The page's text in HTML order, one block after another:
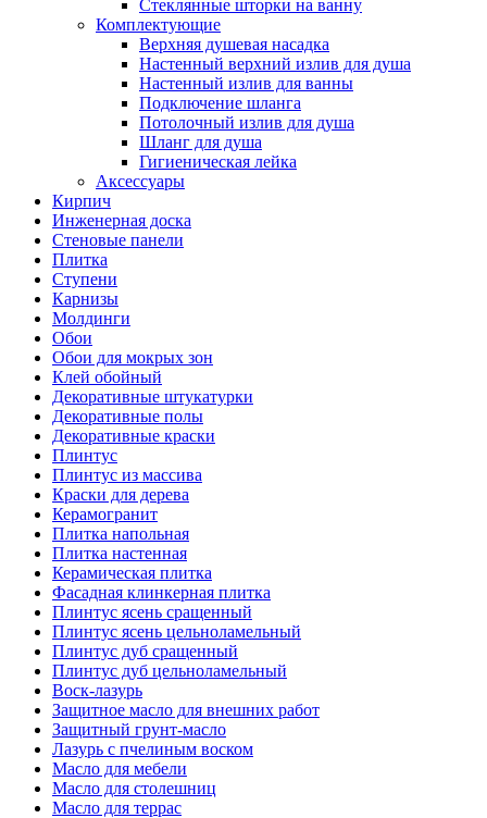
Стеклянные шторки на ванну
Комплектующие
Верхняя душевая насадка
Настенный верхний излив для душа
Настенный излив для ванны
Подключение шланга
Потолочный излив для душа
Шланг для душа
Гигиеническая лейка
Аксессуары
Кирпич
Инженерная доска
Стеновые панели
Плитка
Ступени
Карнизы
Молдинги
Обои
Обои для мокрых зон
Клей обойный
Декоративные штукатурки
Декоративные полы
Декоративные краски
Плинтус
Плинтус из массива
Краски для дерева
Керамогранит
Плитка напольная
Плитка настенная
Керамическая плитка
Фасадная клинкерная плитка
Плинтус ясень сращенный
Плинтус ясень цельноламельный
Плинтус дуб сращенный
Плинтус дуб цельноламельный
Воск-лазурь
Защитное масло для внешних работ
Защитный грунт-масло
Лазурь с пчелиным воском
Масло для мебели
Масло для столешниц
Масло для террас